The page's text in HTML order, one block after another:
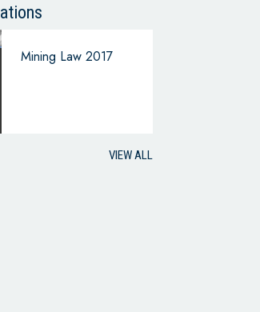
BUSINESS
Mining Law 2017
VIEW ALL